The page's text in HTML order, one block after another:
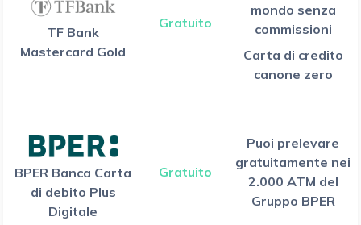
TF Bank
Mastercard Gold
Gratuito
mondo senza
commissioni
Carta di credito
canone zero
BPER Banca Carta
di debito Plus
Digitale
Gratuito
Puoi prelevare
gratuitamente nei
2.000 ATM del
Gruppo BPER